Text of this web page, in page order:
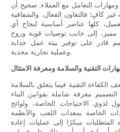
ومهارات التعامل مع العملاء. صحيح أن
كافٍ؛ فالتعاون الفعال، والشفافية
كلها عناصر أساسية لنجاح أي
إلى جانب توصيات قوية وروح
قادر على توفير بيئة عمل جذابة
وعملية تجارية مجدية.
التقنية والسلامة ومعرفة الامتثال
التقنية فيما يتعلق بالسلامة
معرفة شاملة بقوانين البناء
لذوي الاحتياجات الخاصة، ولوائح
الخاصة بمعدات اللعب والأنظمة
المتطلبات مبكرًا إلى عمليات إعادة